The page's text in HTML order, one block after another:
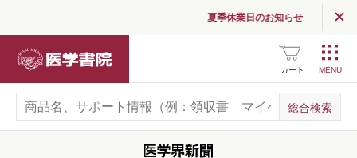
夏季休業日のお知らせ
カート